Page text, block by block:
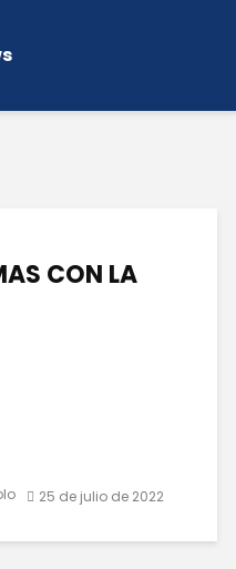
CON LA
25 de julio de 2022